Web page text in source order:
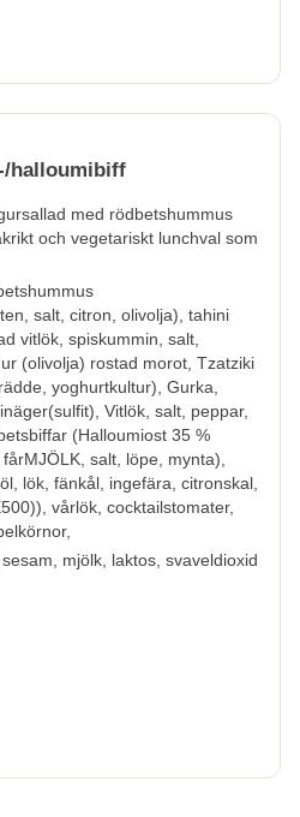
halloumibiff
med rödbetshummus
och vegetariskt lunchval som
salt, citron, olivolja), tahini
vitlök, spiskummin, salt,
(olivolja) rostad morot, Tzatziki
yoghurtkultur), Gurka,
Vitlök, salt, peppar,
(Halloumiost 35 %
salt, löpe, mynta),
lök, fänkål, ingefära, citronskal,
vårlök, cocktailstomater,
mjölk, laktos, svaveldioxid